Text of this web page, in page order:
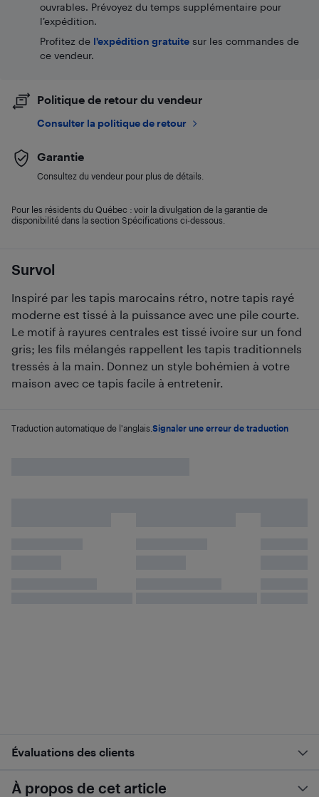
Survol
Inspiré par les tapis marocains rétro, notre tapis rayé
moderne est tissé à la puissance avec une pile courte.
Le motif à rayures centrales est tissé ivoire sur un fond
gris; les fils mélangés rappellent les tapis traditionnels
tressés à la main. Donnez un style bohémien à votre
maison avec ce tapis facile à entretenir.
Traduction automatique de l'anglais. Signaler une erreur de traduction
ouvrables. Prévoyez du temps supplémentaire pour
l’expédition.
Profitez de l'expédition gratuite sur les commandes de
ce vendeur.
Politique de retour du vendeur
Consulter la politique de retour
Garantie
Consultez du vendeur pour plus de détails.
Pour les résidents du Québec : voir la divulgation de la garantie de
disponibilité dans la section Spécifications ci-dessous.
Évaluations des clients
À propos de cet article